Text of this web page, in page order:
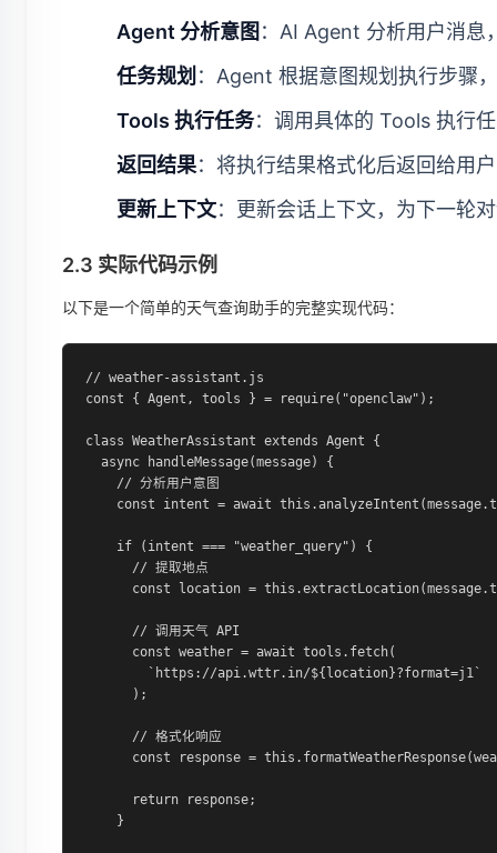
Agent 分析意图 ：AI Agent 分析用户消息
任务规划 ：Agent 根据意图规划执行步骤
Tools 执行任务：调用具体的 Tools 执行
返回结果：将执行结果格式化后返回给用户
更新上下文：更新会话上下文，为下一轮
2.3 实际代码示例
以下是一个简单的天气查询助手的完整实现代码：
// weather-assistant.js
const { Agent, tools } = require("openclaw");
class WeatherAssistant extends Agent {
  async handleMessage(message) {
    // 分析用户意图
const intent = await
    if (intent === "weather_query") {
      // 提取地点
const location =
      // 调用天气 API
      const weather = await tools.fetch(
        `https://api.wttr.in/${location}?format=j1`
      );
      // 格式化响应
const response =
      return response;
    }